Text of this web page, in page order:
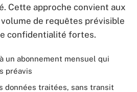
Cette approche convient aux
de requêtes prévisible
confidentialité fortes.
un abonnement mensuel qui
préavis
données traitées, sans transit